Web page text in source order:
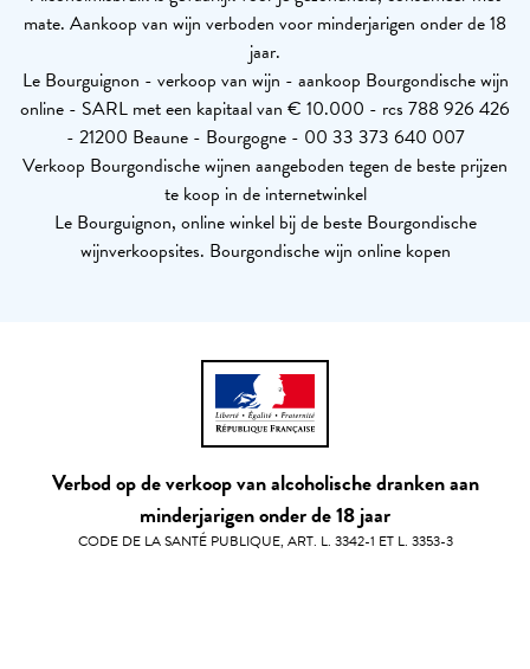
mate. Aankoop van wijn verboden voor minderjarigen onder de 18
jaar.
Le Bourguignon - verkoop van wijn - aankoop Bourgondische wijn
online - SARL met een kapitaal van € 10.000 - rcs 788 926 426
- 21200 Beaune - Bourgogne - 00 33 373 640 007
Verkoop Bourgondische wijnen aangeboden tegen de beste prijzen
te koop in de internetwinkel
Le Bourguignon, online winkel bij de beste Bourgondische
wijnverkoopsites. Bourgondische wijn online kopen
Verbod op de verkoop van alcoholische dranken aan
minderjarigen onder de 18 jaar
CODE DE LA SANTÉ PUBLIQUE, ART. L. 3342-1 ET L. 3353-3